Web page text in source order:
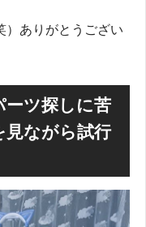
）ありがとうござい
ツ探しに苦
ながら試行